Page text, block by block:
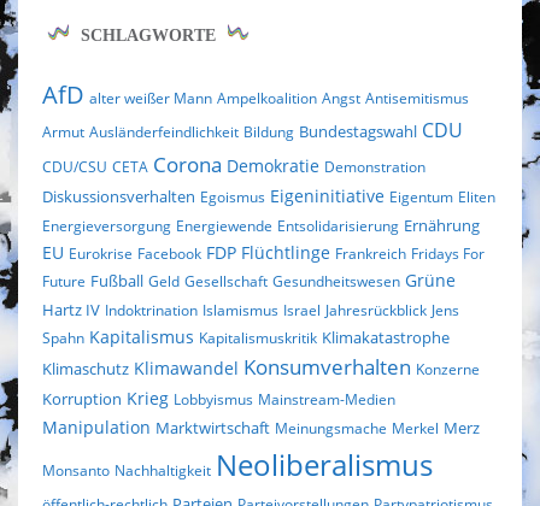
SCHLAGWORTE
AfD alter weißer Mann Ampelkoalition Angst Antisemitismus
Armut Ausländerfeindlichkeit Bildung Bundestagswahl CDU
CDU/CSU CETA Corona Demokratie Demonstration
Diskussionsverhalten Egoismus Eigeninitiative Eigentum Eliten
Energieversorgung Energiewende Entsolidarisierung Ernährung
EU Eurokrise Facebook FDP Flüchtlinge Frankreich Fridays For
Future Fußball Geld Gesellschaft Gesundheitswesen Grüne
Hartz IV Indoktrination Islamismus Israel Jahresrückblick Jens
Spahn Kapitalismus Kapitalismuskritik Klimakatastrophe
Klimaschutz Klimawandel Konsumverhalten Konzerne
Korruption Krieg Lobbyismus Mainstream-Medien
Manipulation Marktwirtschaft Meinungsmache Merkel Merz
Monsanto Nachhaltigkeit Neoliberalismus